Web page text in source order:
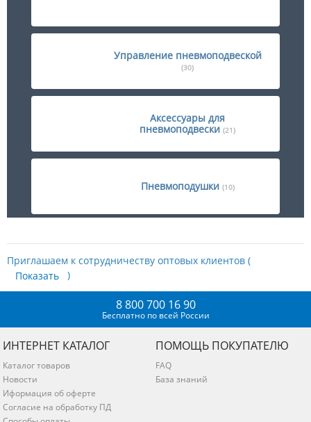
Управление пневмоподвеской
(30)
Аксессуары для
пневмоподвески(21)
Пневмоподушки (10)
Приглашаем к сотрудничеству оптовых клиентов (
)
8 800 700 16 90
Бесплатно по всей России
ИНТЕРНЕТ КАТАЛОГ
Каталог товаров
Новости
Иформация об оферте
Согласие на обработку ПД
ПОМОЩЬ ПОКУПАТЕЛЮ
FAQ
База знаний